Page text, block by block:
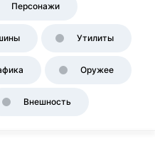
Персонажи
Утилиты
Оружее
Внешность